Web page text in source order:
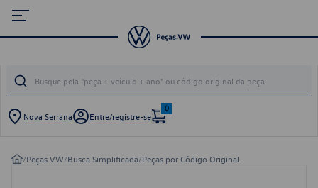
Nova Serrana Entre/registre-se
0
/Peças VW/Busca Simplificada/Peças por Código Original